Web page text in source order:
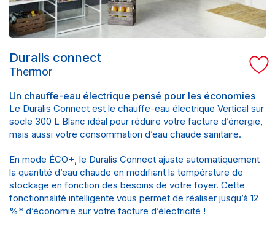
Duralis connect
Thermor
Un chauffe-eau électrique pensé pour les économies
Le Duralis Connect est le chauffe-eau électrique Vertical sur
socle 300 L Blanc idéal pour réduire votre facture d’énergie,
mais aussi votre consommation d’eau chaude sanitaire.
En mode ÉCO+, le Duralis Connect ajuste automatiquement
la quantité d’eau chaude en modifiant la température de
stockage en fonction des besoins de votre foyer. Cette
fonctionnalité intelligente vous permet de réaliser jusqu’à 12
%* d’économie sur votre facture d’électricité !